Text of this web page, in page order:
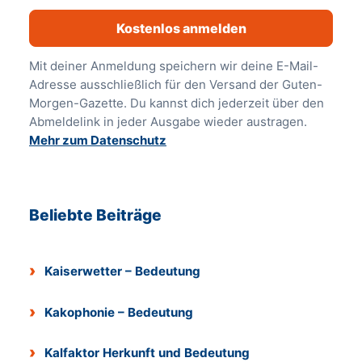
Kostenlos anmelden
Mit deiner Anmeldung speichern wir deine E-Mail-
Adresse ausschließlich für den Versand der Guten-
Morgen-Gazette. Du kannst dich jederzeit über den
Abmeldelink in jeder Ausgabe wieder austragen.
Mehr zum Datenschutz
Beliebte Beiträge
Kaiserwetter – Bedeutung
Kakophonie – Bedeutung
Kalfaktor Herkunft und Bedeutung